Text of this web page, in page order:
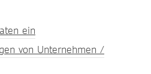
ein
von Unternehmen /